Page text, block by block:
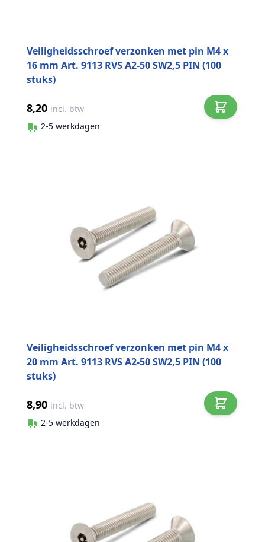
Veiligheidsschroef verzonken met pin M4 x
16 mm Art. 9113 RVS A2-50 SW2,5 PIN (100
stuks)
8,20 incl. btw
2-5 werkdagen
Veiligheidsschroef verzonken met pin M4 x
20 mm Art. 9113 RVS A2-50 SW2,5 PIN (100
stuks)
8,90 incl. btw
2-5 werkdagen